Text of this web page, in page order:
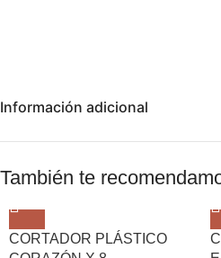
Información adicional
También te
CORTADOR PLÁSTICO